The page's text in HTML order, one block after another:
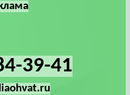
39-41